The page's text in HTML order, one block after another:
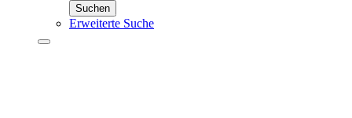
Suchen
Erweiterte Suche